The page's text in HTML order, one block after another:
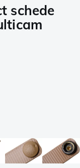
schede